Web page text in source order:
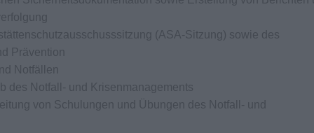
(ASA-Sitzung) sowie des
Prävention
Notfällen
des Notfall- und Krisenmanagements
von Schulungen und Übungen des Notfall- und